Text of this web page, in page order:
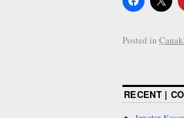
Posted in
RECENT |